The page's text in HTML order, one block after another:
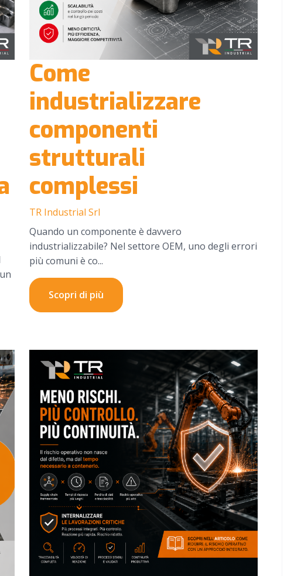
Come
industrializzare
componenti
strutturali
complessi
TR Industrial Srl
Quando un componente è davvero
industrializzabile? Nel settore OEM, uno degli errori
più comuni è co...
Scopri di più